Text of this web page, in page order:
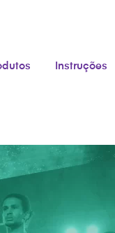
Instruções